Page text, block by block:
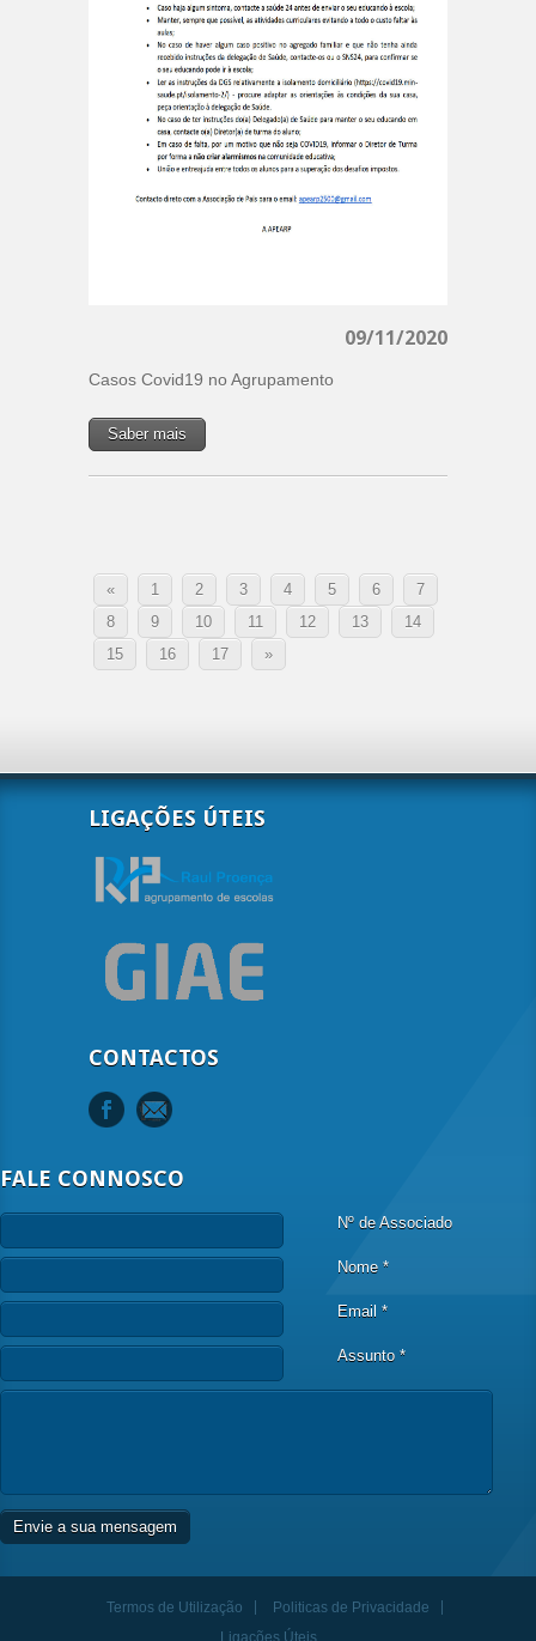
09/11/2020
Casos Covid19 no Agrupamento
Saber mais
« 1 2 3 4 5 6
7
8
9 10 11 12 13
14
15
16 17 »
LIGAÇÕES ÚTEIS
CONTACTOS
FALE CONNOSCO
Nº de Associado
Nome *
Email *
Assunto *
Termos de Utilização
Politicas de Privacidade
Ligações Úteis